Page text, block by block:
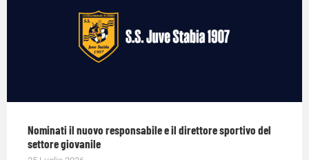
Nominati il nuovo responsabile e il direttore sportivo del
settore giovanile